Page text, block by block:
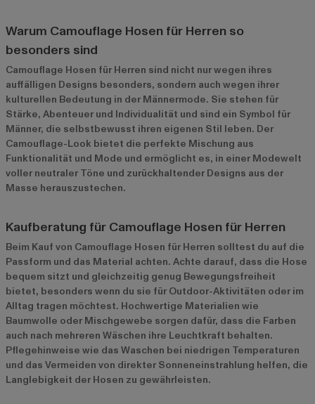
Warum Camouflage Hosen für Herren so
besonders sind
Camouflage Hosen für Herren sind nicht nur wegen ihres
auffälligen Designs besonders, sondern auch wegen ihrer
kulturellen Bedeutung in der Männermode. Sie stehen für
Stärke, Abenteuer und Individualität und sind ein Symbol für
Männer, die selbstbewusst ihren eigenen Stil leben. Der
Camouflage-Look bietet die perfekte Mischung aus
Funktionalität und Mode und ermöglicht es, in einer Modewelt
voller neutraler Töne und zurückhaltender Designs aus der
Masse herauszustechen.
Kaufberatung für Camouflage Hosen für Herren
Beim Kauf von Camouflage Hosen für Herren solltest du auf die
Passform und das Material achten. Achte darauf, dass die Hose
bequem sitzt und gleichzeitig genug Bewegungsfreiheit
bietet, besonders wenn du sie für Outdoor-Aktivitäten oder im
Alltag tragen möchtest. Hochwertige Materialien wie
Baumwolle oder Mischgewebe sorgen dafür, dass die Farben
auch nach mehreren Wäschen ihre Leuchtkraft behalten.
Pflegehinweise wie das Waschen bei niedrigen Temperaturen
und das Vermeiden von direkter Sonneneinstrahlung helfen, die
Langlebigkeit der Hosen zu gewährleisten.